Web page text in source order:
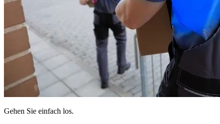
Gehen Sie einfach los.